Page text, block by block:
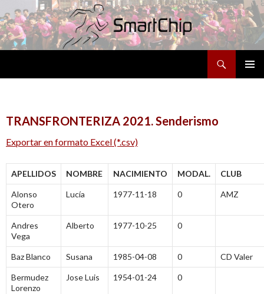
TRANSFRONTERIZA 2021. Senderismo
Exportar en formato Excel (*.csv)
APELLIDOS NOMBRE NACIMIENTO MODAL. CLUB
Alonso
Otero
Lucía 1977-11-18 0 AMZ
Andres
Vega
Alberto 1977-10-25 0
Baz Blanco Susana 1985-04-08 0 CD Valer
Bermudez
Lorenzo
Jose Luis 1954-01-24 0